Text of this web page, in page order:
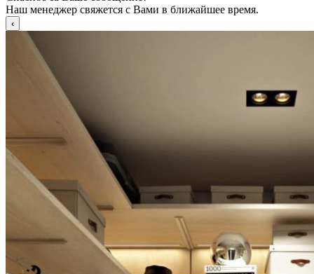
Наш менеджер свяжется с Вами в ближайшее время.